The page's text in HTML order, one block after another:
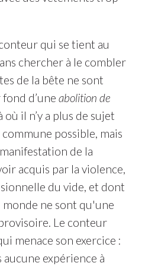
qui se tient au
chercher à le combler
de la bête ne sont
d’une abolition de
où il n’y a plus de sujet
possible, mais
de la
acquis par la violence,
du vide, et dont
ne sont qu'une
Le conteur
menace son exercice :
aucune expérience à